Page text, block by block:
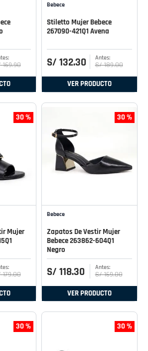
169.90
Bebece
Stiletto Mujer Bebece
267090-421Q1 Avena
S/ 132.30 S/ 189.00
VER PRODUCTO
30 %
Mujer
179.00
30 %
Bebece
Zapatos De Vestir Mujer
Bebece 263862-604Q1
Negro
S/ 118.30 S/ 169.00
VER PRODUCTO
30 % 30 %